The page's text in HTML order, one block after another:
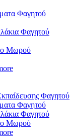
Φαγητού
Φαγητού
Μωρού
Φαγητού
Φαγητού
Φαγητού
Μωρού